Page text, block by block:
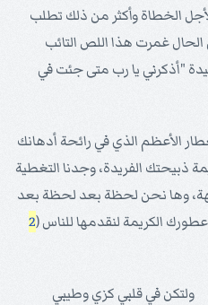
الخطاة وأكثر من ذلك تطلب
غمرت هذا اللص التائب
"أذكرني يا رب متى جئت في
الأعظم الذي في رائحة أدهانك
ذبيحتك الفريدة، وجدنا التغطية
وها نحن لحظة بعد لحظة بعد
عطورك الكريمة لنقدمها للناس (2
في قلبي كزي وطيبي